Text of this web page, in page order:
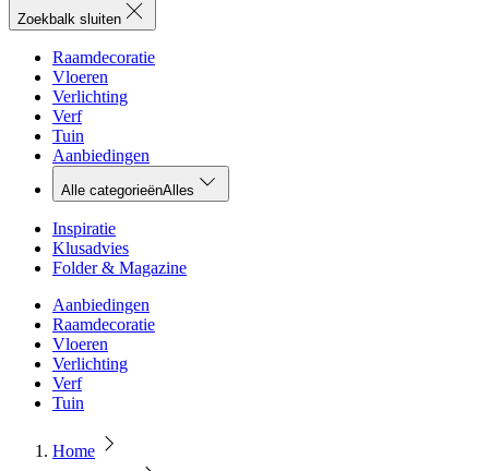
Zoekbalk sluiten
Raamdecoratie
Vloeren
Verlichting
Verf
Tuin
Aanbiedingen
Alle categorieënAlles
Inspiratie
Klusadvies
Folder & Magazine
Aanbiedingen
Raamdecoratie
Vloeren
Verlichting
Verf
Tuin
Home